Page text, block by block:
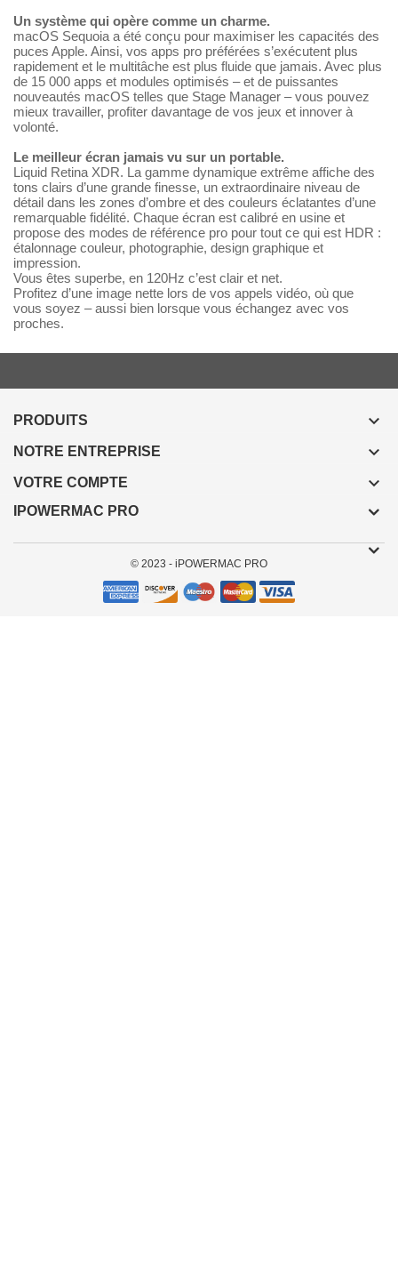
Un système qui opère comme un charme.
macOS Sequoia a été conçu pour maximiser les capacités des
puces Apple. Ainsi, vos apps pro préférées s’exécutent plus
rapidement et le multitâche est plus fluide que jamais. Avec plus
de 15 000 apps et modules optimisés – et de puissantes
nouveautés macOS telles que Stage Manager – vous pouvez
mieux travailler, profiter davantage de vos jeux et innover à
volonté.
Le meilleur écran jamais vu sur un portable.
Liquid Retina XDR. La gamme dynamique extrême affiche des
tons clairs d’une grande finesse, un extra­ordinaire niveau de
détail dans les zones d’ombre et des couleurs éclatantes d’une
remarquable fidélité. Chaque écran est calibré en usine et
propose des modes de référence pro pour tout ce qui est HDR :
étalonnage couleur, photographie, design graphique et
impression.
Vous êtes superbe, en 120Hz c’est clair et net.
Profitez d’une image nette lors de vos appels vidéo, où que
vous soyez – aussi bien lorsque vous échangez avec vos
proches.
PRODUITS 
NOTRE ENTREPRISE 
VOTRE COMPTE 
IPOWERMAC PRO
© 2023 - iPOWERMAC PRO